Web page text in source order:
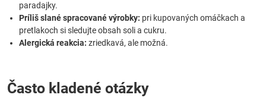
paradajky.
Príliš slané spracované výrobky: pri kupovaných omáčkach a
pretlakoch si sledujte obsah soli a cukru.
Alergická reakcia: zriedkavá, ale možná.
Často kladené otázky